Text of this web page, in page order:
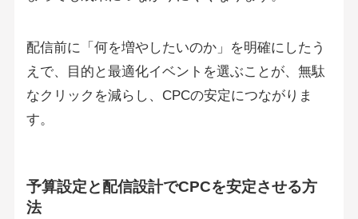
配信前に「何を増やしたいのか」を明確にしたう
えで、目的と最適化イベントを選ぶことが、無駄
なクリックを減らし、CPCの安定につながりま
す。
予算設定と配信設計でCPCを安定させる方
法